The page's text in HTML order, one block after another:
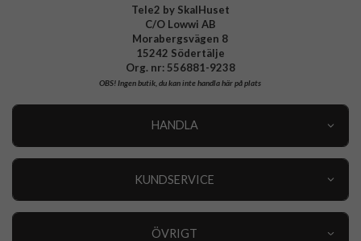
Tele2 by SkalHuset
C/O Lowwi AB
Morabergsvägen 8
15242 Södertälje
Org. nr: 556881-9238
OBS!Ingen butik, du kan inte handla här på plats
HANDLA
KUNDSERVICE
ÖVRIGT